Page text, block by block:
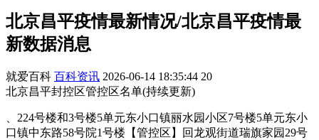
北京昌平疫情最新情况/北京昌平疫情最
新数据消息
就爱百科 百科资讯 2026-06-14 18:35:44 20
北京昌平封控区管控区名单(持续更新)
、224号楼和3号楼5单元东小口镇丽水园小区7号楼5单元东小
口镇中东路58号院1号楼【管控区】回龙观街道瑞旗家园29号